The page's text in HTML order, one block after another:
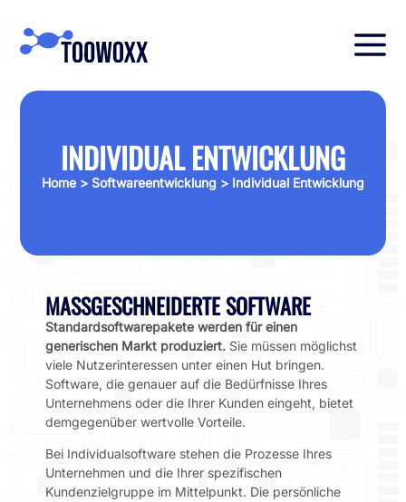
INDIVIDUAL ENTWICKLUNG
Home > Softwareentwicklung > Individual Entwicklung
MASSGESCHNEIDERTE SOFTWARE
Standardsoftwarepakete werden für einen
generischen Markt produziert. Sie müssen möglichst
viele Nutzerinteressen unter einen Hut bringen.
Software, die genauer auf die Bedürfnisse Ihres
Unternehmens oder die Ihrer Kunden eingeht, bietet
demgegenüber wertvolle Vorteile.
Bei Individualsoftware stehen die Prozesse Ihres
Unternehmen und die Ihrer spezifischen
Kundenzielgruppe im Mittelpunkt. Die persönliche